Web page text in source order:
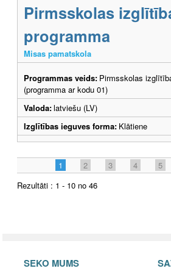
Pirmsskolas
programma
Misas pamatskola
Programmas veids: Pirmsskolas
(programma ar kodu 01)
Valoda:latviešu (LV)
Izglītības ieguves forma: Klātiene
1 2 3 4 5
Rezultāti : 1 - 10 no 46
SEKO MUMS